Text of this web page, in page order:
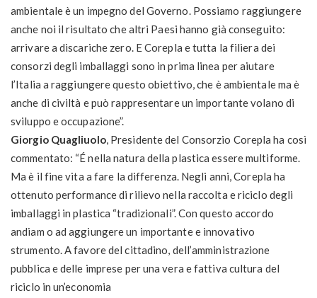
ambientale è un impegno del Governo. Possiamo raggiungere
anche noi il risultato che altri Paesi hanno già conseguito:
arrivare a discariche zero. E Corepla e tutta la filiera dei
consorzi degli imballaggi sono in prima linea per aiutare
l’Italia a raggiungere questo obiettivo, che è ambientale ma è
anche di civiltà e può rappresentare un importante volano di
sviluppo e occupazione”.
Giorgio Quagliuolo, Presidente del Consorzio Corepla ha così
commentato: “É nella natura della plastica essere multiforme.
Ma è il fine vita a fare la differenza. Negli anni, Corepla ha
ottenuto performance di rilievo nella raccolta e riciclo degli
imballaggi in plastica “tradizionali”. Con questo accordo
andiam o ad aggiungere un importante e innovativo
strumento. A favore del cittadino, dell’amministrazione
pubblica e delle imprese per una vera e fattiva cultura del
riciclo in un’economia